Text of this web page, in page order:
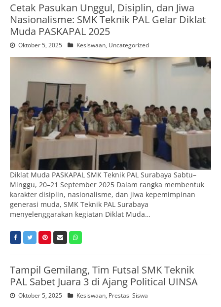
Cetak Pasukan Unggul, Disiplin, dan Jiwa
Nasionalisme: SMK Teknik PAL Gelar Diklat
Muda PASKAPAL 2025
Oktober 5, 2025 Kesiswaan, Uncategorized
Diklat Muda PASKAPAL SMK Teknik PAL Surabaya Sabtu–
Minggu, 20–21 September 2025 Dalam rangka membentuk
karakter disiplin, nasionalisme, dan jiwa kepemimpinan
generasi muda, SMK Teknik PAL Surabaya
menyelenggarakan kegiatan Diklat Muda…
Tampil Gemilang, Tim Futsal SMK Teknik
PAL Sabet Juara 3 di Ajang Political UINSA
Oktober 5, 2025 Kesiswaan, Prestasi Siswa